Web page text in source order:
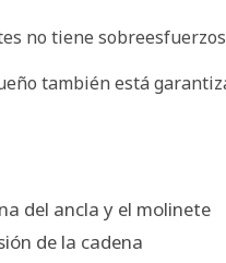
no tiene
también está
del ancla y el molinete
de la cadena